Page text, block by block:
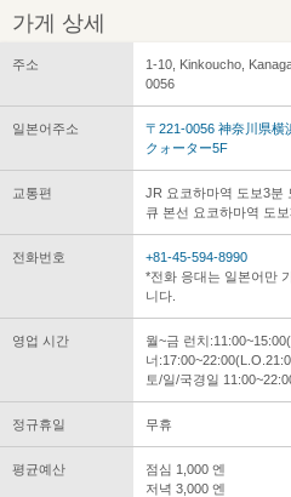
가게 상세
주소
1-10, Kinkoucho,
0056
일본어주소
〒221-0056 神奈川県横
クォーター5F
교통편
JR 요코하마역 도보3분
큐 본선 요코하마역 도보
전화번호
+81-45-594-8990
*전화 응대는 일본어만
니다.
영업 시간
월~금 런치
너
토/일/국경일
정규휴일 무휴
평균예산
점심 1,000 엔
저녁 3,000 엔